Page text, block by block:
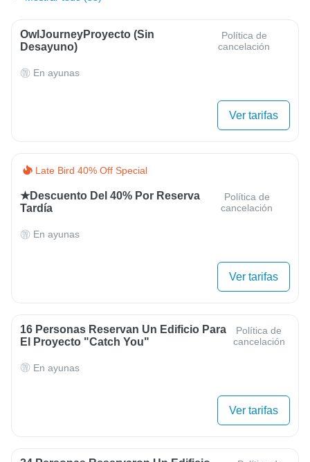
OwlJourneyProyecto (sin
Desayuno)
Política de
cancelación
En ayunas
Ver tarifas
Late Bird 40% Off Special
★Descuento Del 40% Por Reserva
Tardía
Política de
cancelación
En ayunas
Ver tarifas
16 Personas Reservan Un Edificio Para
El Proyecto "Catch You"
Política de
cancelación
En ayunas
Ver tarifas